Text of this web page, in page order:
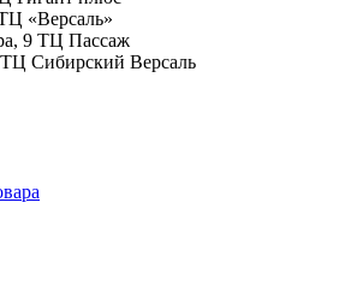
«Версаль»
9 ТЦ Пассаж
Сибирский Версаль